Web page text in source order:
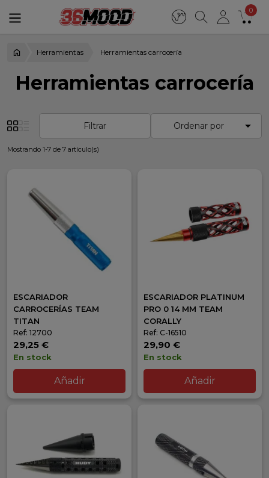
0
Herramientas Herramientas carrocería
Herramientas carrocería
Filtrar Ordenar por 
Mostrando 1-7 de 7 artículo(s)
ESCARIADOR
CARROCERÍAS TEAM
TITAN
Ref: 12700
29,25 €
En stock
Añadir
ESCARIADOR PLATINUM
PRO 0 14 MM TEAM
CORALLY
Ref: C-16510
29,90 €
En stock
Añadir